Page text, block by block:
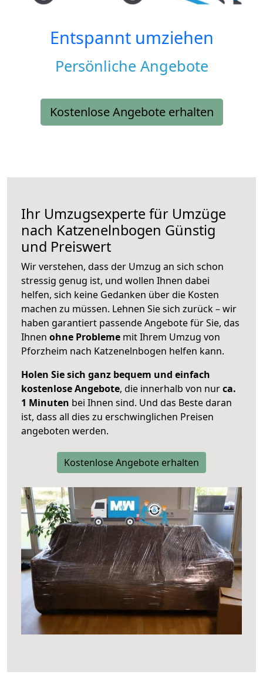
Entspannt umziehen
Persönliche Angebote
Kostenlose Angebote erhalten
Ihr Umzugsexperte für Umzüge
nach Katzenelnbogen Günstig
und Preiswert
Wir verstehen, dass der Umzug an sich schon
stressig genug ist, und wollen Ihnen dabei
helfen, sich keine Gedanken über die Kosten
machen zu müssen. Lehnen Sie sich zurück – wir
haben garantiert passende Angebote für Sie, das
Ihnen ohne Probleme mit Ihrem Umzug von
Pforzheim nach Katzenelnbogen helfen kann.
Holen Sie sich ganz bequem und einfach
kostenlose Angebote, die innerhalb von nurca.
1 Minuten bei Ihnen sind. Und das Beste daran
ist, dass all dies zu erschwinglichen Preisen
angeboten werden.
Kostenlose Angebote erhalten